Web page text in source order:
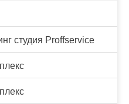
студия Proffservice